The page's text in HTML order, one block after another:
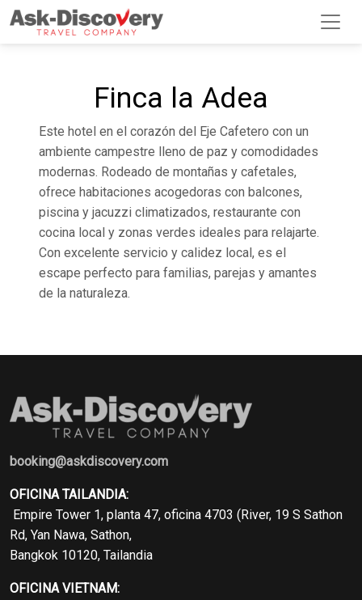
Finca la Adea
Este hotel en el corazón del Eje Cafetero con un
ambiente campestre lleno de paz y comodidades
modernas. Rodeado de montañas y cafetales,
ofrece habitaciones acogedoras con balcones,
piscina y jacuzzi climatizados, restaurante con
cocina local y zonas verdes ideales para relajarte.
Con excelente servicio y calidez local, es el
escape perfecto para familias, parejas y amantes
de la naturaleza.
booking@askdiscovery.com
OFICINA TAILANDIA:
Empire Tower 1, planta 47, oficina 4703 (River, 19 S Sathon
Rd, Yan Nawa, Sathon,
Bangkok 10120, Tailandia
OFICINA VIETNAM: